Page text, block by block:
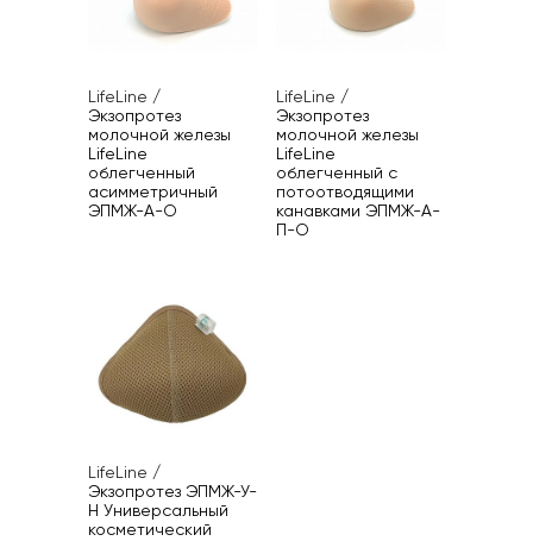
LifeLine /
Экзопротез
молочной железы
LifeLine
облегченный
асимметричный
ЭПМЖ-А-О
LifeLine /
Экзопротез
молочной железы
LifeLine
облегченный с
потоотводящими
канавками ЭПМЖ-А-
П-О
LifeLine /
Экзопротез ЭПМЖ-У-
Н Универсальный
косметический